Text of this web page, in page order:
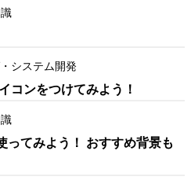
システム開発
コンをつけてみよう！
てみよう！ おすすめ背景も